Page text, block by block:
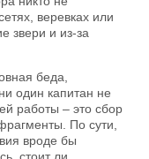
веревках или
звери и из-за
беда,
один капитан не
работы – это сбор
По сути,
вроде бы